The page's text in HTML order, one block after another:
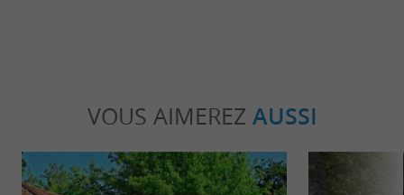
VOUS AIMEREZ AUSSI